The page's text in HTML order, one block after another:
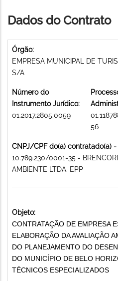
Dados do Contrato
Órgão:
EMPRESA MUNICIPAL DE
S/A
Número do
Instrumento Jurídico:
01.2017.2805.0059
56
CNPJ/CPF do(a) contratado(a)
10.789.230/0001-35 -
AMBIENTE LTDA. EPP
Objeto:
CONTRATAÇÃO DE EMPRESA
ELABORAÇÃO DA AVALIAÇÃO
DO PLANEJAMENTO DO
DO MUNICÍPIO DE BELO
TÉCNICOS ESPECIALIZADOS